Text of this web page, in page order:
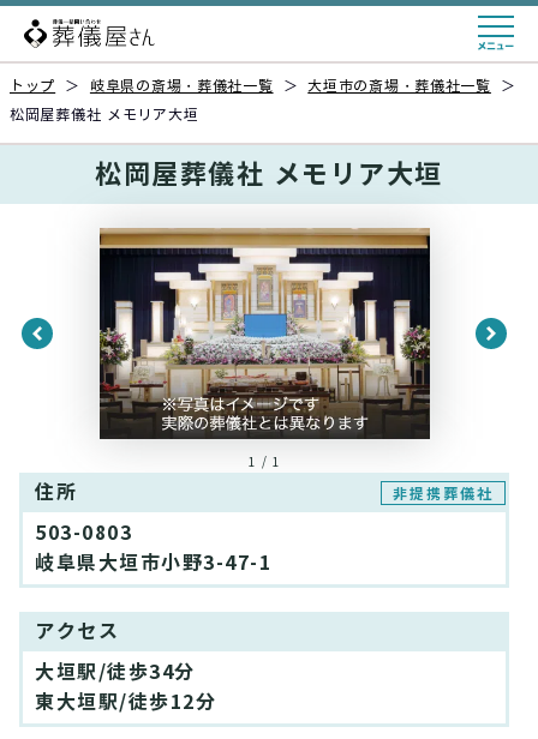
トップ ＞ 岐阜県の斎場・葬儀社一覧 ＞ 大垣市の斎場・葬儀社一覧
＞
松岡屋葬儀社 メモリア大垣
松岡屋葬儀社 メモリア大垣
1 / 1
住所 非提携葬儀社
503-0803
岐阜県大垣市小野3-47-1
アクセス
大垣駅/徒歩34分
東大垣駅/徒歩12分